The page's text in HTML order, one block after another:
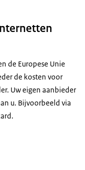
de Europese Unie
de kosten voor
Uw eigen aanbieder
u. Bijvoorbeeld via